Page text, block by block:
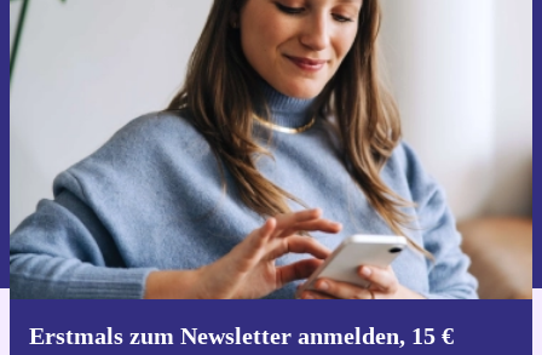
Erstmals zum Newsletter anmelden, 15 €
15 € sparen!
Verpasse kein Angebot mehr.
Gutschein anfordern
Informationen über die Verwendung personenbezogener Daten findest
du in unserer
Datenschutzerklärung.
Hol dir die refurbed-App